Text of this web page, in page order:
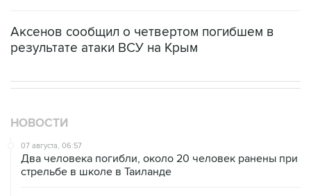
Аксенов сообщил о четвертом погибшем в
результате атаки ВСУ на Крым
НОВОСТИ
07 августа, 06:57
Два человека погибли, около 20 человек ранены при
стрельбе в школе в Таиланде